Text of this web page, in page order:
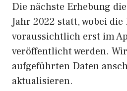
Die nächste Erhebung
Jahr 2022 statt, wobei die
voraussichtlich erst im
veröffentlicht werden.
aufgeführten Daten
aktualisieren.